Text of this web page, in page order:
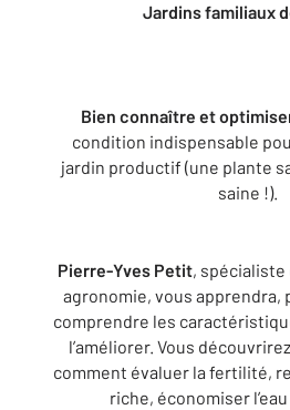
Jardins familiaux
Bien connaître et
condition indispensable
jardin productif (une plante
saine !).
Pierre-Yves Petit,
agronomie, vous apprendra,
comprendre les
l’améliorer. Vous
comment évaluer la fertilité,
riche, économiser